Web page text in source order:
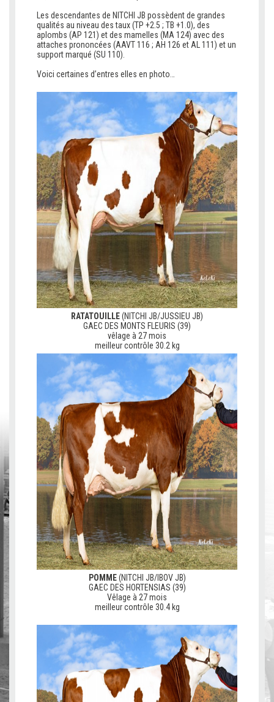
Les descendantes de NITCHI JB possèdent de grandes
qualités au niveau des taux (TP +2.5 ; TB +1.0), des
aplombs (AP 121) et des mamelles (MA 124) avec des
attaches prononcées (AAVT 116 ; AH 126 et AL 111) et un
support marqué (SU 110).
Voici certaines d’entres elles en photo…
RATATOUILLE(NITCHI JB/JUSSIEU JB)
GAEC DES MONTS FLEURIS (39)
vêlage à 27 mois
meilleur contrôle 30.2 kg
POMME(NITCHI JB/IBOV JB)
GAEC DES HORTENSIAS (39)
Vêlage à 27 mois
meilleur contrôle 30.4 kg